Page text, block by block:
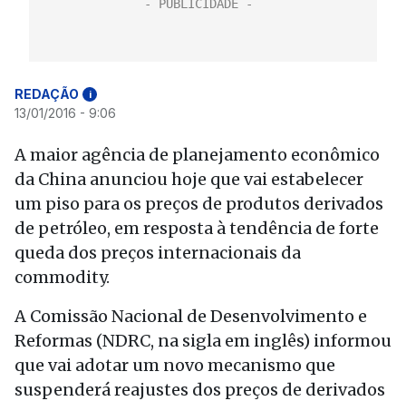
REDAÇÃO i
13/01/2016 - 9:06
A maior agência de planejamento econômico
da China anunciou hoje que vai estabelecer
um piso para os preços de produtos derivados
de petróleo, em resposta à tendência de forte
queda dos preços internacionais da
commodity.
A Comissão Nacional de Desenvolvimento e
Reformas (NDRC, na sigla em inglês) informou
que vai adotar um novo mecanismo que
suspenderá reajustes dos preços de derivados